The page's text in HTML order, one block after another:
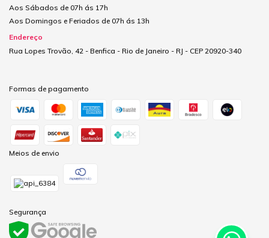
Aos Sábados de 07h ás 17h
Aos Domingos e Feriados de 07h ás 13h
Endereço
Rua Lopes Trovão, 42 - Benfica - Rio de Janeiro - RJ - CEP 20920-340
Formas de pagamento
Meios de envio
Segurança